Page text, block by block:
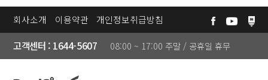
로
그
인
마
이
페
이
회
원
가
입
회사소개 이용약관 개인정보취급방침
고객센터 : 1644-5607 08:00 ~ 17:00 주말 / 공휴일 휴무